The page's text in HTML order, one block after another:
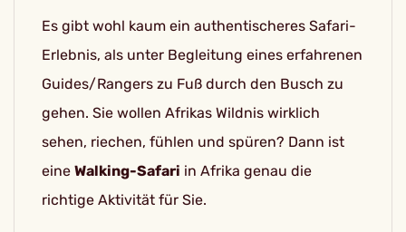
Es gibt wohl kaum ein authentischeres Safari-
Erlebnis, als unter Begleitung eines erfahrenen
Guides/Rangers zu Fuß durch den Busch zu
gehen. Sie wollen Afrikas Wildnis wirklich
sehen, riechen, fühlen und spüren? Dann ist
eine Walking-Safari in Afrika genau die
richtige Aktivität für Sie.